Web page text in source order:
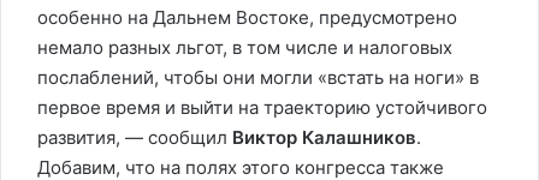
особенно на Дальнем Востоке, предусмотрено
немало разных льгот, в том числе и налоговых
послаблений, чтобы они могли «встать на ноги» в
первое время и выйти на траекторию устойчивого
развития, — сообщил Виктор Калашников.
Добавим, что на полях этого конгресса также